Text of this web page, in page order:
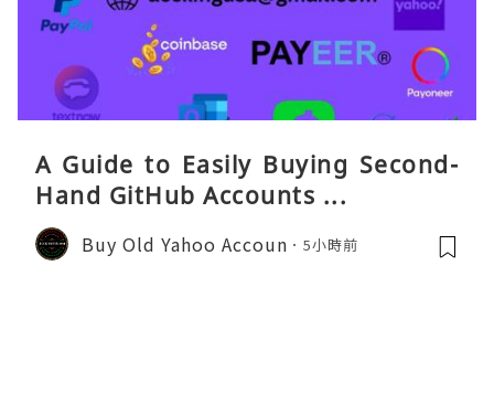
A Guide to Easily Buying Second-
Hand GitHub Accounts ...
Buy Old Yahoo Accoun 5小時前